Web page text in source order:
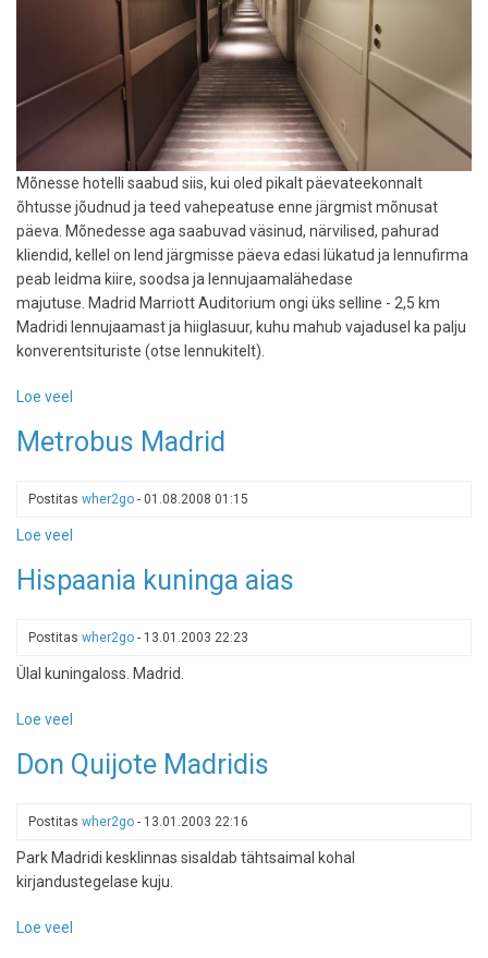
Mõnesse hotelli saabud siis, kui oled pikalt päevateekonnalt
õhtusse jõudnud ja teed vahepeatuse enne järgmist mõnusat
päeva. Mõnedesse aga saabuvad väsinud, närvilised, pahurad
kliendid, kellel on lend järgmisse päeva edasi lükatud ja lennufirma
peab leidma kiire, soodsa ja lennujaamalähedase
majutuse. Madrid Marriott Auditorium ongi üks selline - 2,5 km
Madridi lennujaamast ja hiiglasuur, kuhu mahub vajadusel ka palju
konverentsituriste (otse lennukitelt).
Loe veel
Marriott
-
siis,
lend
ära
Metrobus Madrid
Postitas wher2go - 01.08.2008 01:15
Loe veel
Madrid
Hispaania kuninga aias
Postitas wher2go - 13.01.2003 22:23
Ülal kuningaloss. Madrid.
Loe veel
kuninga
Don Quijote Madridis
Postitas wher2go - 13.01.2003 22:16
Park Madridi kesklinnas sisaldab tähtsaimal kohal
kirjandustegelase kuju.
Loe veel